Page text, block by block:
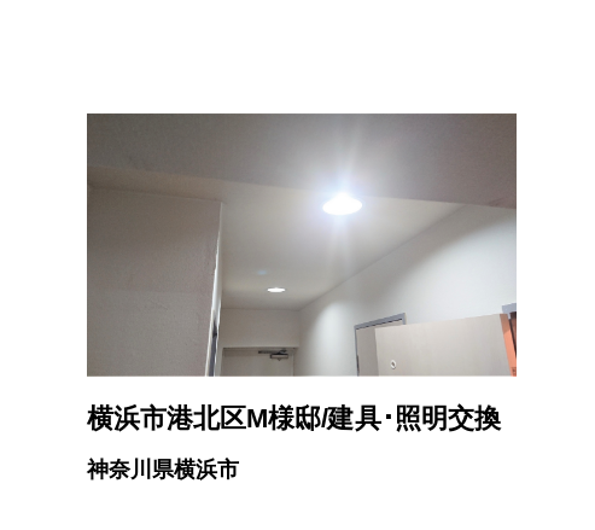
横浜市港北区M様邸/建具･照明交換
神奈川県横浜市